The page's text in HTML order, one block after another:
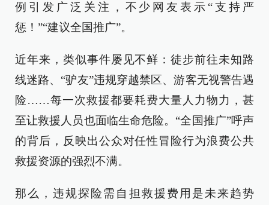
例引发广泛关注，不少网友表示“支持严
惩！”“建议全国推广”。
近年来，类似事件屡见不鲜：徒步前往未知路
线迷路、“驴友”违规穿越禁区、游客无视警告遇
险……每一次救援都要耗费大量人力物力，甚
至让救援人员也面临生命危险。“全国推广”呼声
的背后，反映出公众对任性冒险行为浪费公共
救援资源的强烈不满。
那么，违规探险需自担救援费用是未来趋势